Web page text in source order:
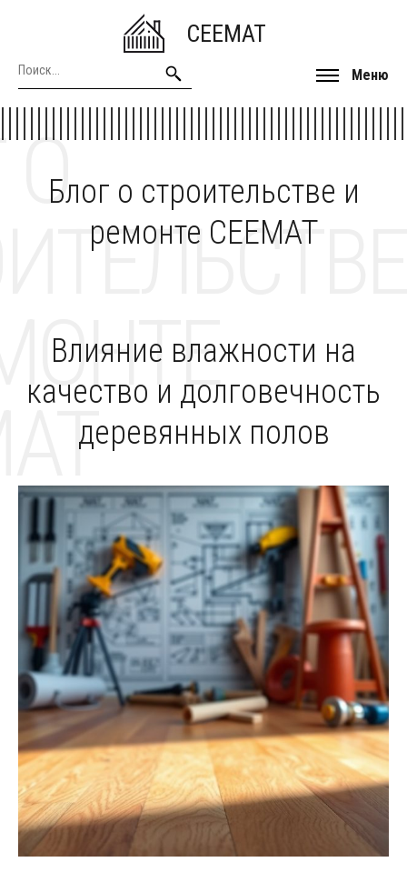
CEEMAT
Меню
Блог о строительстве и
ремонте CEEMAT
О
Влияние влажности на
качество и долговечность
деревянных полов